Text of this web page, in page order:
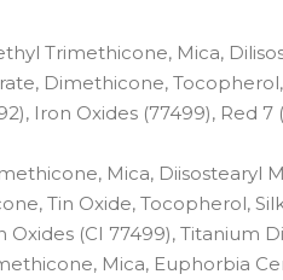
Trimethicone, Mica,
Dimethicone,
Iron Oxides (77499), Red
Mica, Diisostearyl
Tin Oxide, Tocopherol,
Oxides (CI 77499), Titanium
Mica, Euphorbia